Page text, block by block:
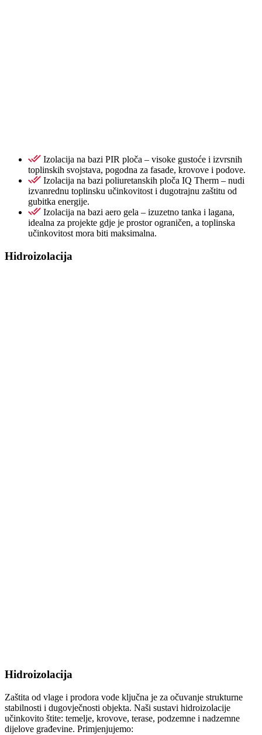
Izolacija na bazi PIR ploča – visoke gustoće i izvrsnih
toplinskih svojstava, pogodna za fasade, krovove i podove.
Izolacija na bazi poliuretanskih ploča IQ Therm – nudi
izvanrednu toplinsku učinkovitost i dugotrajnu zaštitu od
gubitka energije.
Izolacija na bazi aero gela – izuzetno tanka i lagana,
idealna za projekte gdje je prostor ograničen, a toplinska
učinkovitost mora biti maksimalna.
Hidroizolacija
Hidroizolacija
Zaštita od vlage i prodora vode ključna je za očuvanje strukturne
stabilnosti i dugovječnosti objekta. Naši sustavi hidroizolacije
učinkovito štite: temelje, krovove, terase, podzemne i nadzemne
dijelove građevine. Primjenjujemo: